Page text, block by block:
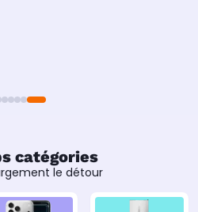
catégories
le détour